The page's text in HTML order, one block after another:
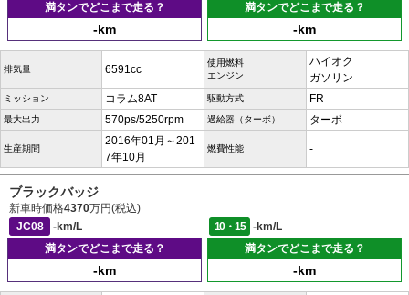
満タンでどこまで走る？
-km
満タンでどこまで走る？
-km
排気量 6591cc
使用燃料
エンジン
ハイオク
ガソリン
ミッション コラム8AT 駆動方式 FR
最大出力 570ps/5250rpm 過給器（ターボ） ターボ
生産期間
2016年01月～201
7年10月
燃費性能 -
ブラックバッジ
新車時価格4370万円(税込)
JC08
-km/L 10・15
-km/L
満タンでどこまで走る？
-km
満タンでどこまで走る？
-km